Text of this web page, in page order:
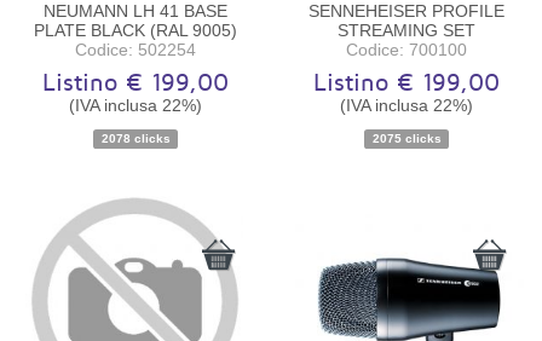
Disponibilità:Ordinabile
NEUMANN LH 41 BASE
PLATE BLACK (RAL 9005)
Codice: 502254
Listino € 199,00
(IVA inclusa 22%)
2078 clicks Disponibilità:Ordinabile
SENNEHEISER PROFILE
STREAMING SET
Codice: 700100
Listino € 199,00
(IVA inclusa 22%)
2075 clicks